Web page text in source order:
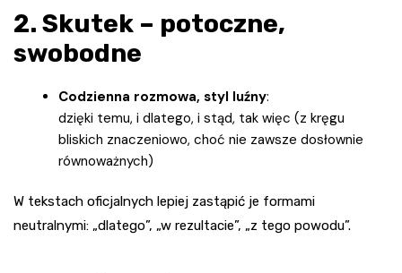
2. Skutek – potoczne,
swobodne
Codzienna rozmowa, styl luźny:
dzięki temu, i dlatego, i stąd, tak więc (z kręgu
bliskich znaczeniowo, choć nie zawsze dosłownie
równoważnych)
W tekstach oficjalnych lepiej zastąpić je formami
neutralnymi: „dlatego”, „w rezultacie”, „z tego powodu”.